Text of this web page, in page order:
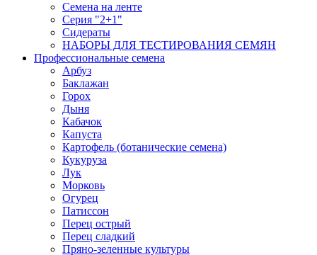
Семена на ленте
Серия "2+1"
Сидераты
НАБОРЫ ДЛЯ ТЕСТИРОВАНИЯ СЕМЯН
Профессиональные семена
Арбуз
Баклажан
Горох
Дыня
Кабачок
Капуста
Картофель (ботанические семена)
Кукуруза
Лук
Морковь
Огурец
Патиссон
Перец острый
Перец сладкий
Пряно-зеленные культуры